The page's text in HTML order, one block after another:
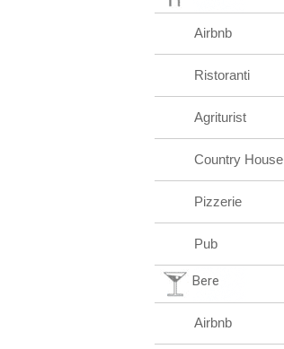
Airbnb
Ristoranti
Agriturist
Country House
Pizzerie
Pub
Bere
Airbnb